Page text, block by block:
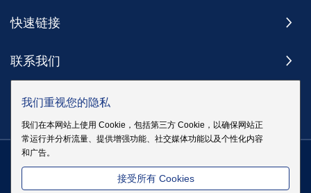
快速链接
联系我们
订阅
版权 @ 伊戈尔电气股份有限公司版权所有| 站点地图 | 隐私政策 粤
我们重视您的隐私
我们在本网站上使用 Cookie，包括第三方 Cookie，以确保网站正
常运行并分析流量、提供增强功能、社交媒体功能以及个性化内容
和广告。
接受所有 Cookies